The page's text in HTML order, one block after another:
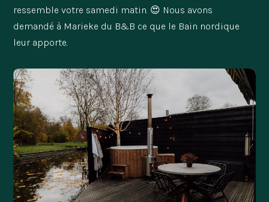
ressemble votre samedi matin. 😍 Nous avons
demandé à Marieke du B&B ce que le Bain nordique
leur apporte.